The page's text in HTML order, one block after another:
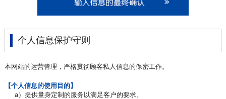
个人信息保护守则
本网站的运营管理，严格贯彻顾客私人信息的保密工作。
【个人信息的使用目的】
a）提供量身定制的服务以满足客户的要求。